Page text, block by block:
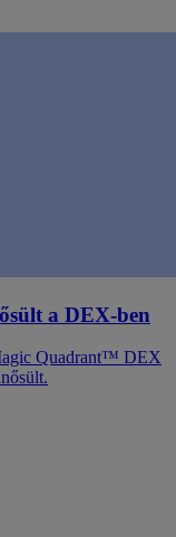
a DEX-ben
Quadrant™ DEX